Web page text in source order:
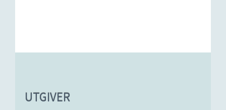
UTGIVER